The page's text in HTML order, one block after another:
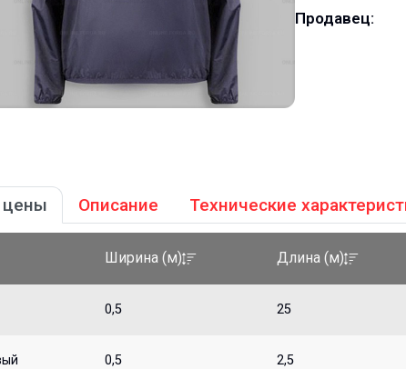
Продавец:
цены Описание Технические
Ширина (м) Длина (м)
0,5 25
0,5 2,5